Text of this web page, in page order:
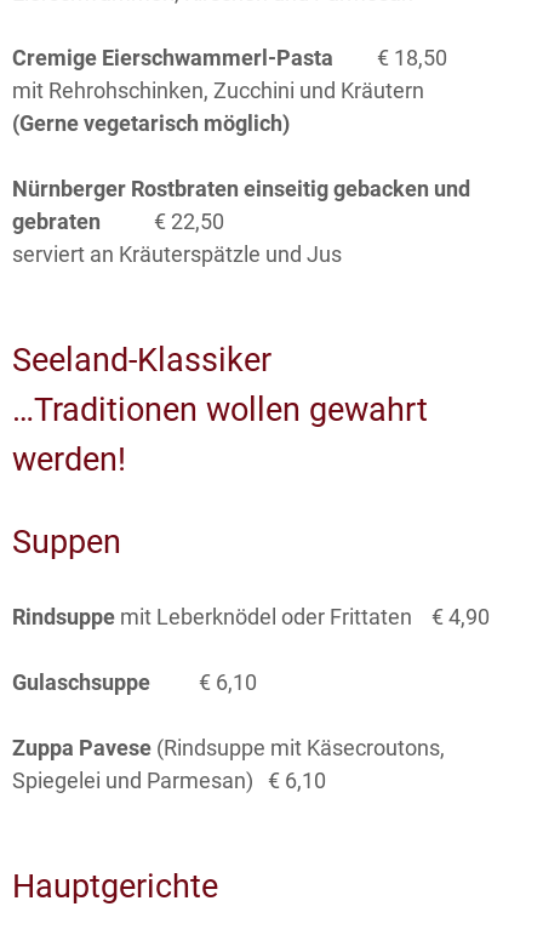
Cremige Eierschwammerl-Pasta
€ 18,50
mit Rehrohschinken, Zucchini und Kräutern
(Gerne vegetarisch möglich)
Nürnberger Rostbraten einseitig gebacken und
gebraten € 22,50
serviert an Kräuterspätzle und Jus
Seeland-Klassiker
…Traditionen wollen gewahrt
werden!
Suppen
Rindsuppe mit Leberknödel oder Frittaten € 4,90
Gulaschsuppe € 6,10
Zuppa Pavese (Rindsuppe mit Käsecroutons,
Spiegelei und Parmesan) € 6,10
Hauptgerichte